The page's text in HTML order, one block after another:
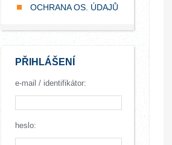
OCHRANA OS. ÚDAJŮ
PŘIHLÁŠENÍ
e-mail / identifikátor:
heslo: